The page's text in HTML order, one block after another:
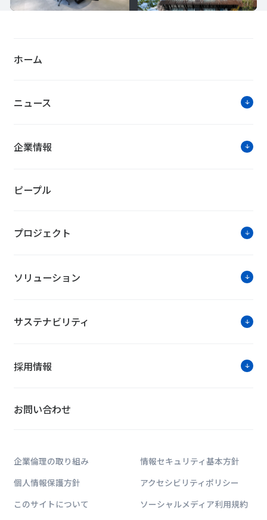
ホーム
ニュース
企業情報
ピープル
プロジェクト
ソリューション
サステナビリティ
採用情報
お問い合わせ
企業倫理の取り組み
情報セキュリティ基本方針
個人情報保護方針
アクセシビリティポリシー
このサイトについて
ソーシャルメディア利用規約